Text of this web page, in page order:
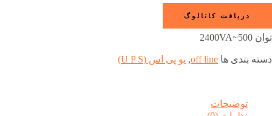
دریافت کاتالوگ
توان 500~2400VA
دسته بندی ها off line
, یو پی اس (U P S)
توضیحات